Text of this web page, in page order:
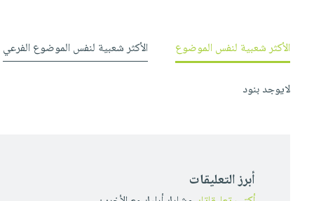
الأكثر شعبية لنفس الموضوع الأكثر شعبية لنفس الموضوع الفرعي
لايوجد بنود
أبرز التعليقات